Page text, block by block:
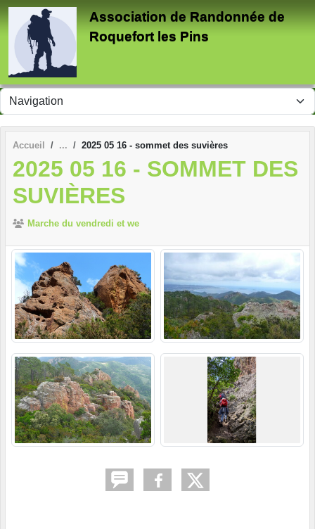
Association de Randonnée de
Roquefort les Pins
Accueil 2025 05 16 - sommet des suvières
2025 05 16 - SOMMET DES
SUVIÈRES
Marche du vendredi et we
Panneau de gestion des cookies